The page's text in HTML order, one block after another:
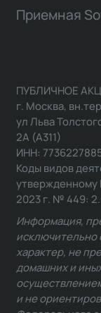
Приемная
ПУБЛИЧНОЕ
г. Москва,
ул Льва
2А (А311)
ИНН:
Коды видов
утвержденному
2023 г. № 449:
Информация,
исключительно
характер, не
домашних и
и не